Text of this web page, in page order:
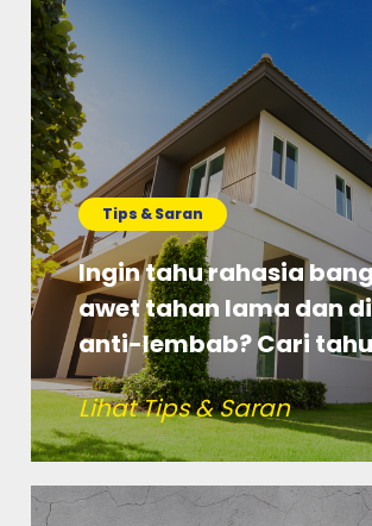
Tips & Saran
Ingin tahu rahasia
awet tahan lama dan
anti-lembab? Cari
Lihat Tips & Saran